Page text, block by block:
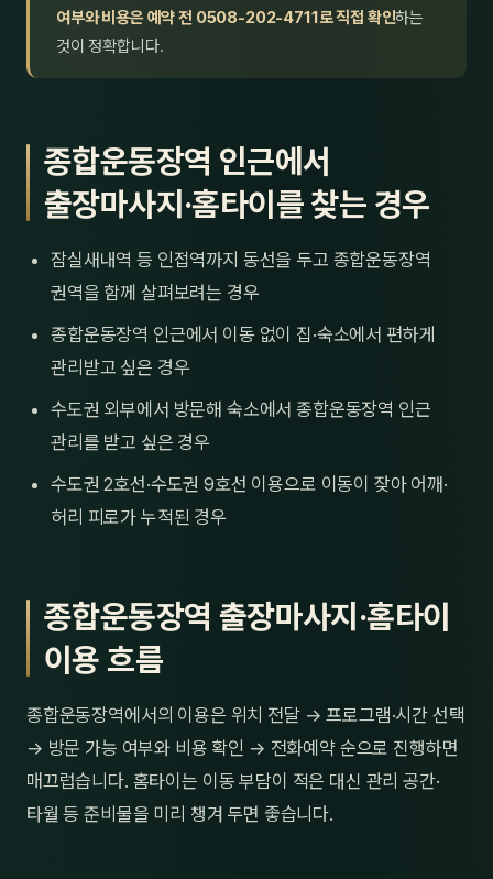
여부와 비용은 예약 전 0508-202-4711로 직접 확인하는
것이 정확합니다.
종합운동장역 인근에서
출장마사지·홈타이를 찾는 경우
잠실새내역 등 인접역까지 동선을 두고 종합운동장역
권역을 함께 살펴보려는 경우
종합운동장역 인근에서 이동 없이 집·숙소에서 편하게
관리받고 싶은 경우
수도권 외부에서 방문해 숙소에서 종합운동장역 인근
관리를 받고 싶은 경우
수도권 2호선·수도권 9호선 이용으로 이동이 잦아 어깨·
허리 피로가 누적된 경우
종합운동장역 출장마사지·홈타이
이용 흐름
종합운동장역에서의 이용은 위치 전달 → 프로그램·시간 선택
→ 방문 가능 여부와 비용 확인 → 전화예약 순으로 진행하면
매끄럽습니다. 홈타이는 이동 부담이 적은 대신 관리 공간·
타월 등 준비물을 미리 챙겨 두면 좋습니다.